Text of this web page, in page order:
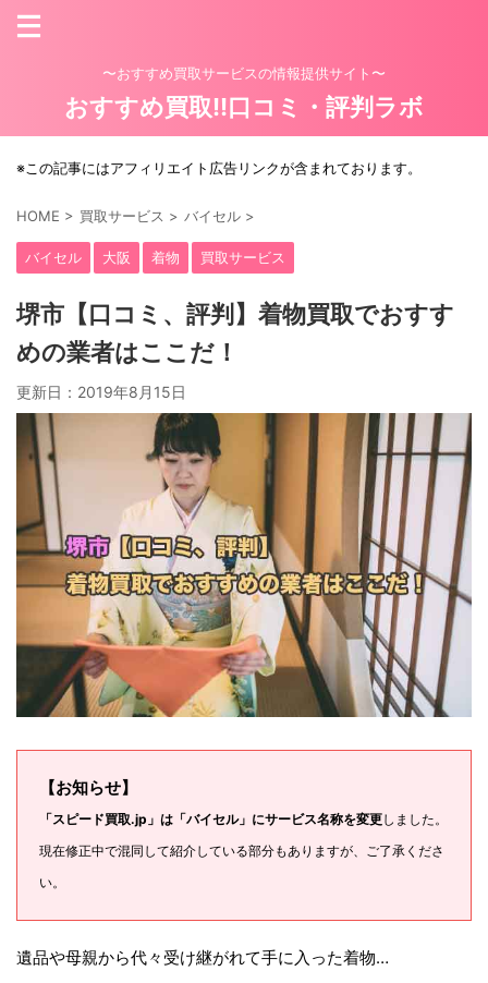
〜おすすめ買取サービスの情報提供サイト〜
おすすめ買取!!口コミ・評判ラボ
※この記事にはアフィリエイト広告リンクが含まれております。
HOME > 買取サービス > バイセル >
バイセル 大阪 着物 買取サービス
堺市【口コミ、評判】着物買取でおすす
めの業者はここだ！
更新日： 2019年8月15日
【お知らせ】
「スピード買取.jp」は「バイセル」にサービス名称を変更しました。
現在修正中で混同して紹介している部分もありますが、ご了承くださ
い。
遺品や母親から代々受け継がれて手に入った着物…